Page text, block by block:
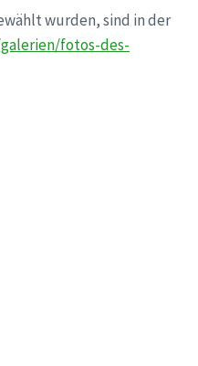
wurden, sind in der
fotos-des-